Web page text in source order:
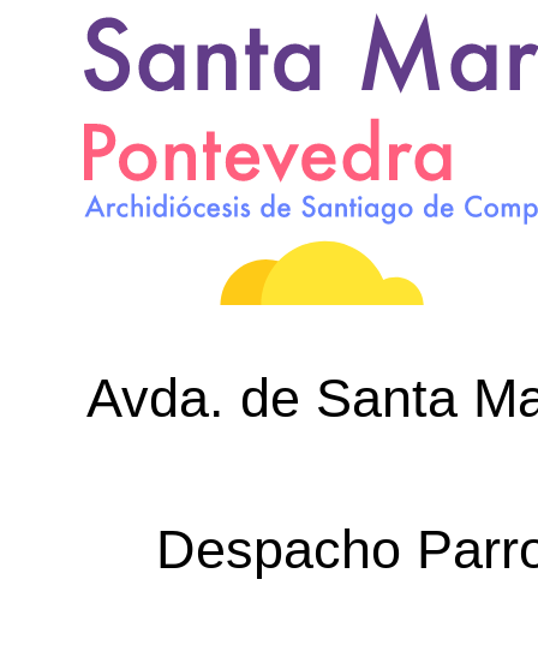
Avda. de Santa
Despacho